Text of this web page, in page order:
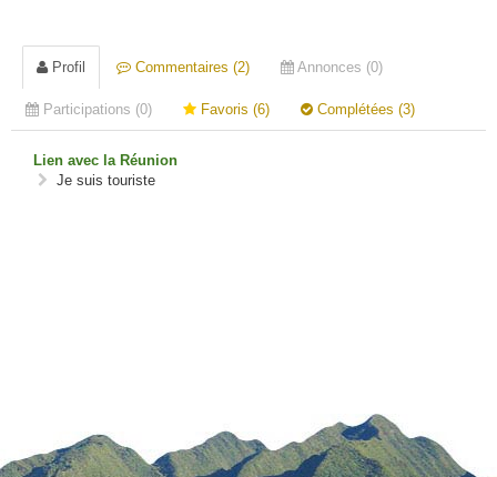
Profil Commentaires (2) Annonces (0)
Participations (0) Favoris (6) Complétées (3)
Lien avec la Réunion
Je suis touriste